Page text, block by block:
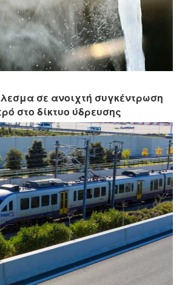
σε ανοιχτή συγκέντρωση
στο δίκτυο ύδρευσης